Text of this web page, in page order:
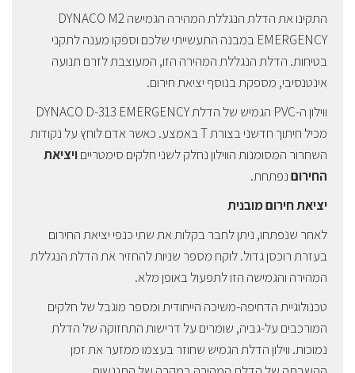
התקינו את הדלת הנגללת המהירה הגמישה DYNACO M2
EMERGENCY במבנה התעשייתי שלכם וספקו מענה לתקני
בטיחות. הדלת הנגללת המהירה הזו, המעוצבת לזרם תנועה
אינטנסיבי, מספקת בנוסף יציאת חירום.
ווילון ה-PVC הגמיש של הדלת DYNACO D-313 EMERGENCY
מכיל חיתוך חדשני בצורת T באמצע. כאשר אדם לוחץ על נקודות
השחרור המסומנות הווילון נחלק לשני חלקים סימטרייםויציאת
החירוםנפתחת.
יציאת חירום מובנית
לאחר שנפתחו, ניתן לחבר בקלות את שתי כנפי יציאת החירום
בעזרת רוכסן גדול. לוקח מספר שניות להחזיר את הדלת הנגללת
המהירה והגמישה הזו לתפעול באופן מלא.
טכנולוגיית הדחיפה-משיכה הייחודית ומספר מוגבל של חלקים
המורכבים על-גביה, שומרים על דרישות התחזוקה של הדלת
נמוכות. ווילון הדלת הגמיש שחוזר בעצמו ממזער את זמן